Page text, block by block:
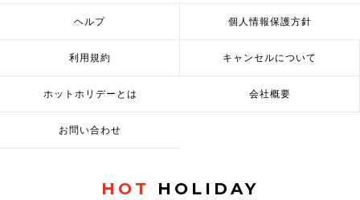
ヘルプ 個人情報保護方針
利用規約 キャンセルについて
ホットホリデーとは 会社概要
お問い合わせ
HOT HOLIDAY